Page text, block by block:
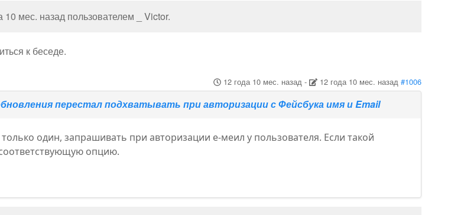
мес. назад пользователем _ Victor.
к беседе.
12 года 10 мес. назад- 12 года 10 мес. назад #1006
перестал подхватывать при авторизации с Фейсбука имя и Email
один, запрашивать при авторизации е-меил у пользователя. Если такой
опцию.